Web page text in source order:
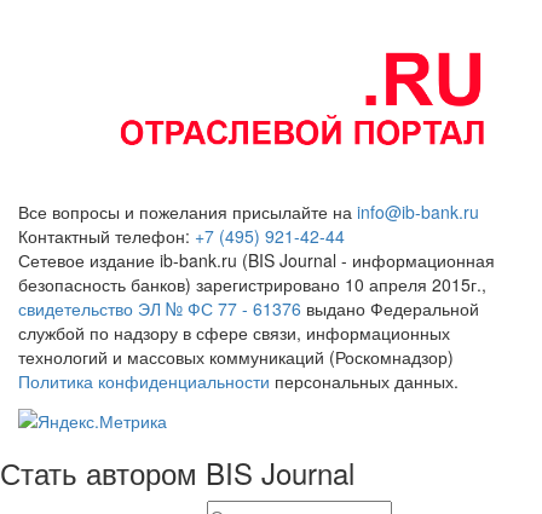
Все вопросы и пожелания присылайте на info@ib-bank.ru
Контактный телефон: +7 (495) 921-42-44
Сетевое издание ib-bank.ru (BIS Journal - информационная
безопасность банков) зарегистрировано 10 апреля 2015г.,
свидетельство ЭЛ № ФС 77 - 61376 выдано Федеральной
службой по надзору в сфере связи, информационных
технологий и массовых коммуникаций (Роскомнадзор)
Политика конфиденциальности персональных данных.
Стать автором BIS Journal